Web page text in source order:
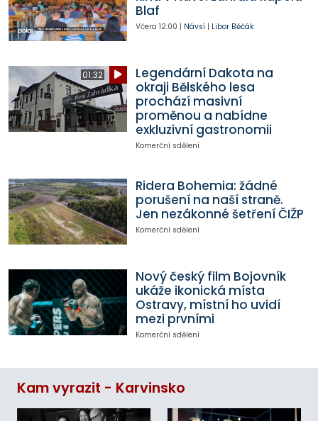
Blaf
Včera 12:00 | Návsí| Libor Běčák
01:32
Legendární Dakota na
okraji Bělského lesa
prochází masivní
proměnou a nabídne
exkluzivní gastronomii
Komerční sdělení
Ridera Bohemia: žádné
porušení na naší straně.
Jen nezákonné šetření ČIŽP
Komerční sdělení
Nový český film Bojovník
ukáže ikonická místa
Ostravy, místní ho uvidí
mezi prvními
Komerční sdělení
Kam vyrazit - Karvinsko